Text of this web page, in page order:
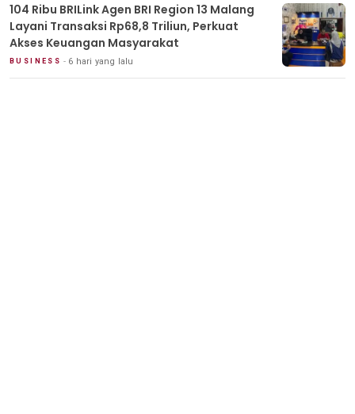
104 Ribu BRILink Agen BRI Region 13 Malang
Layani Transaksi Rp68,8 Triliun, Perkuat
Akses Keuangan Masyarakat
BUSINESS 6 hari yang lalu